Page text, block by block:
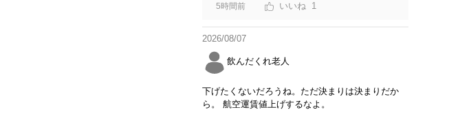
5時間前 1
2026/08/07
飲んだくれ老人
下げたくないだろうね。ただ決まりは決まりだか
ら。 航空運賃値上げするなよ。